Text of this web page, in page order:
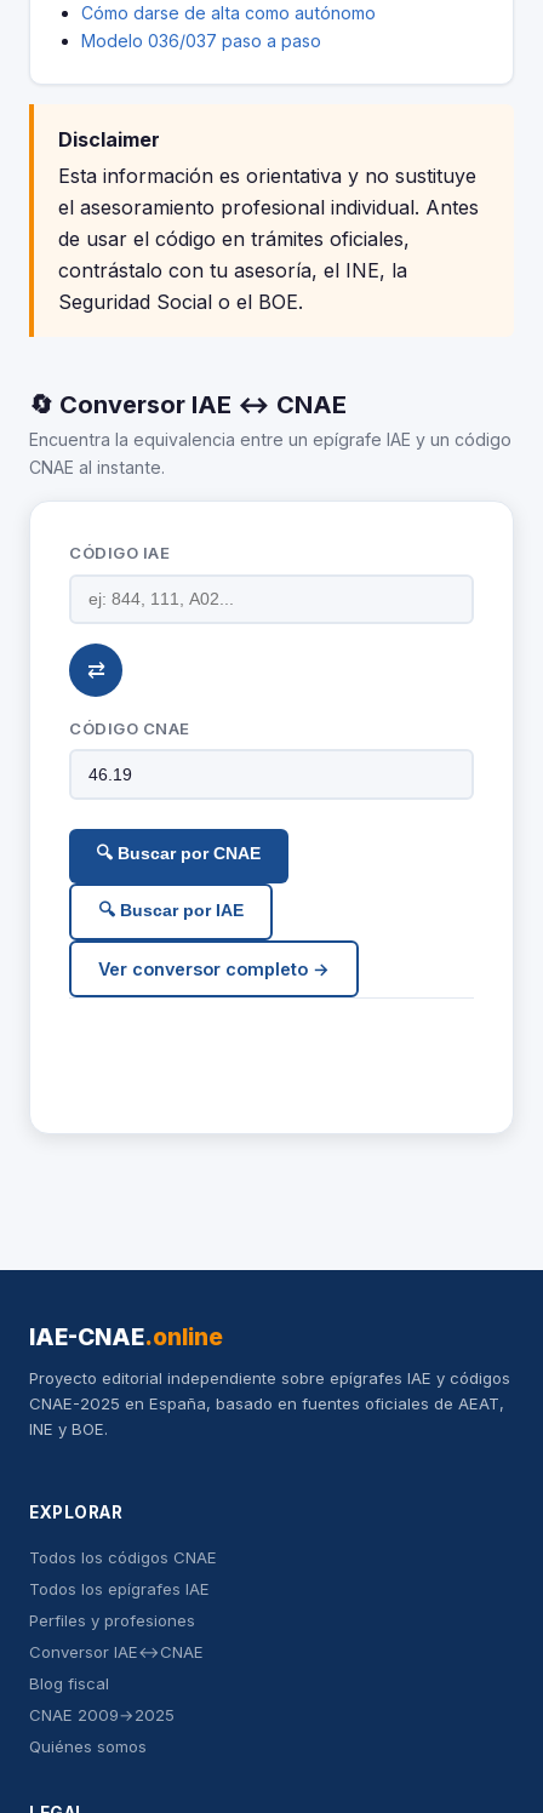
Cómo darse de alta como autónomo
Modelo 036/037 paso a paso
Disclaimer
Esta información es orientativa y no sustituye
el asesoramiento profesional individual. Antes
de usar el código en trámites oficiales,
contrástalo con tu asesoría, el INE, la
Seguridad Social o el BOE.
🔄 Conversor IAE ↔ CNAE
Encuentra la equivalencia entre un epígrafe IAE y un código
CNAE al instante.
CÓDIGO IAE
⇄
CÓDIGO CNAE
🔍 Buscar por CNAE
🔍 Buscar por IAE
Ver conversor completo →
IAE-CNAE.online
Proyecto editorial independiente sobre epígrafes IAE y códigos
CNAE-2025 en España, basado en fuentes oficiales de AEAT,
INE y BOE.
EXPLORAR
Todos los códigos CNAE
Todos los epígrafes IAE
Perfiles y profesiones
Conversor IAE↔CNAE
Blog fiscal
CNAE 2009→2025
Quiénes somos